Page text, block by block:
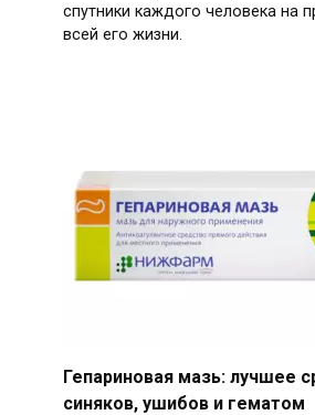
спутники каждого человека на
всей его жизни.
Гепариновая мазь: лучшее
синяков, ушибов и гематом